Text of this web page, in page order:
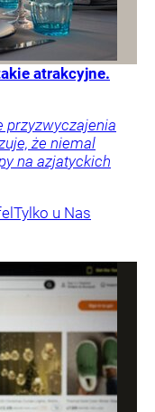
atrakcyjne.
przyzwyczajenia
że niemal
na azjatyckich
Tylko u Nas